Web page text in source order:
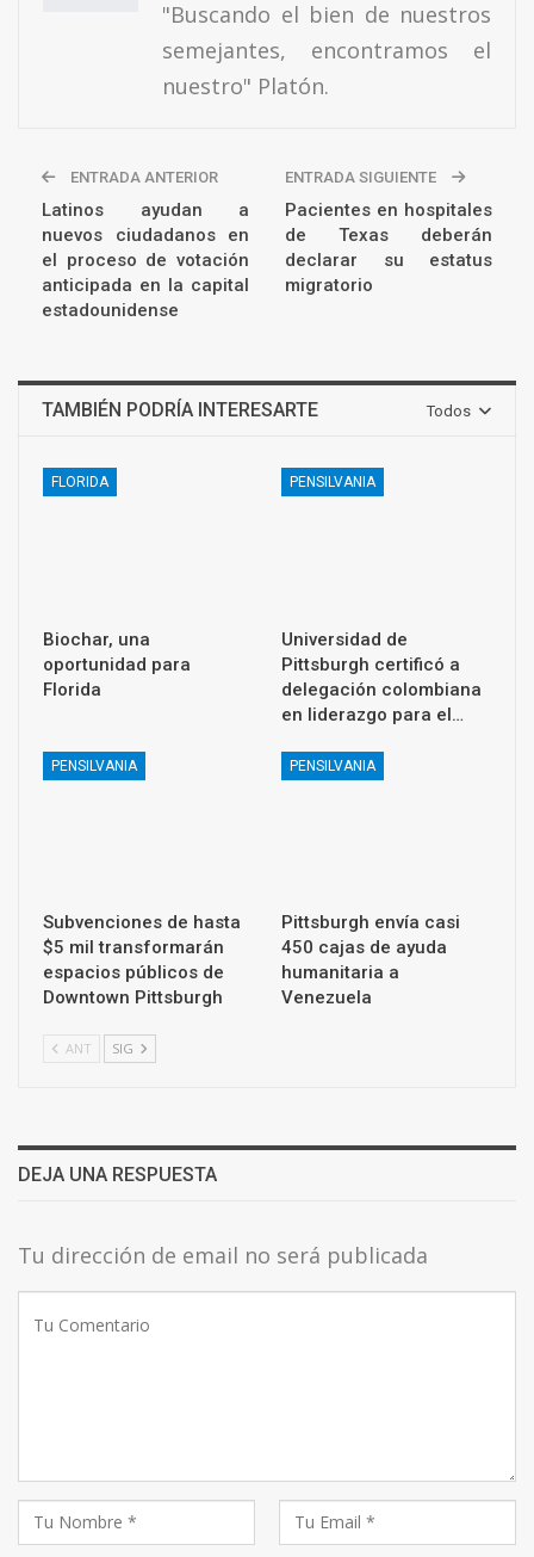
"Buscando el bien de nuestros
semejantes, encontramos el
nuestro" Platón.
ENTRADA ANTERIOR
Latinos ayudan a
nuevos ciudadanos en
el proceso de votación
anticipada en la capital
estadounidense
ENTRADA SIGUIENTE
Pacientes en hospitales
de Texas deberán
declarar su estatus
migratorio
Todos
TAMBIÉN PODRÍA INTERESARTE
FLORIDA
Biochar, una
oportunidad para
Florida
PENSILVANIA
Universidad de
Pittsburgh certificó a
delegación colombiana
en liderazgo para el…
PENSILVANIA
Subvenciones de hasta
$5 mil transformarán
espacios públicos de
Downtown Pittsburgh
PENSILVANIA
Pittsburgh envía casi
450 cajas de ayuda
humanitaria a
Venezuela
ANT SIG
DEJA UNA RESPUESTA
Tu dirección de email no será publicada